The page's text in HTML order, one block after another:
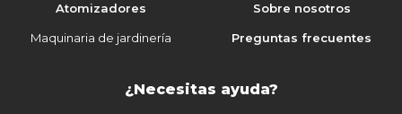
Atomizadores
Maquinaria de jardinería
Sobre nosotros
Preguntas frecuentes
¿Necesitas ayuda?